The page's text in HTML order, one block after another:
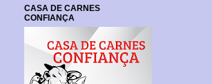
CASA DE CARNES
CONFIANÇA